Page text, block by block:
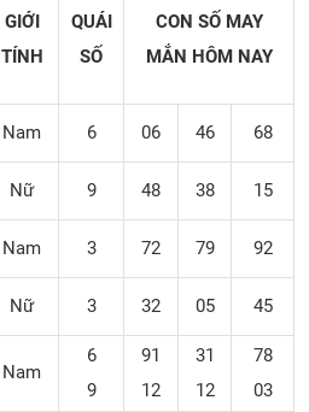
GIỚI
TÍNH
QUÁI
SỐ
CON SỐ MAY
MẮN HÔM NAY
Nam 6 06 46 68
Nữ 9 48 38 15
Nam 3 72 79 92
Nữ 3 32 05 45
Nam
6
9
91
12
31
12
78
03